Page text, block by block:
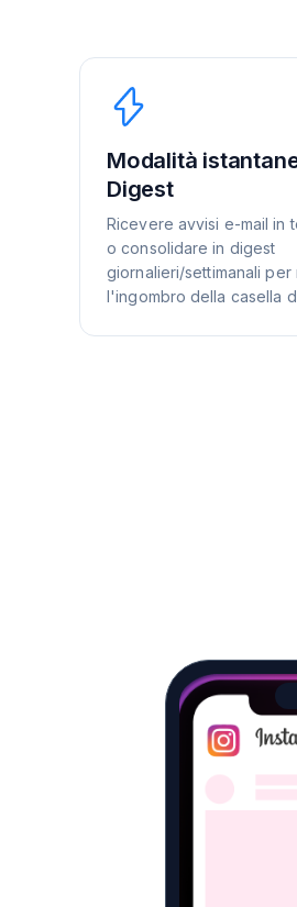
Modalità
Digest
Ricevere avvisi e-mail in
o consolidare in digest
giornalieri/settimanali per
l'ingombro della casella